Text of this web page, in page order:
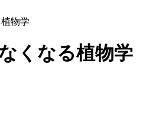
物学
くなる植物学